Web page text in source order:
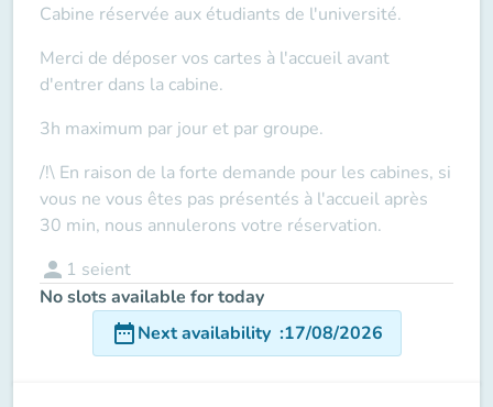
Cabine réservée aux étudiants de l'université.
Merci de déposer vos cartes à l'accueil avant
d'entrer dans la cabine.
3h maximum par jour et par groupe.
/!\ En raison de la forte demande pour les cabines, si
vous ne vous êtes pas présentés à l'accueil après
30 min, nous annulerons votre réservation.
person 1 seient
No slots available for today
date_rangeNext availability :17/08/2026